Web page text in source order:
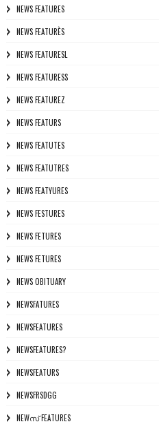
NEWS FEATURES
NEWS FEATURÈS
NEWS FEATURESL
NEWS FEATURESS
NEWS FEATUREZ
NEWS FEATURS
NEWS FEATUTES
NEWS FEATUTRES
NEWS FEATYURES
NEWS FESTURES
NEWS FETURES
NEWS FETURES
NEWS OBITUARY
NEWSFATURES
NEWSFEATURES
NEWSFEATURES?
NEWSFEATURS
NEWSFRSDGG
NEWസ് FEATURES